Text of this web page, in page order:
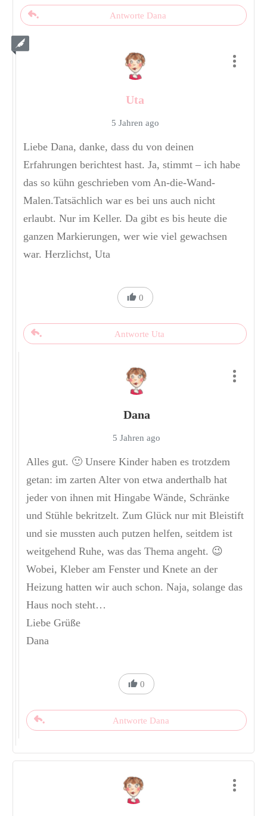
Antworte Dana
Uta
5 Jahren ago
Liebe Dana, danke, dass du von deinen
Erfahrungen berichtest hast. Ja, stimmt – ich habe
das so kühn geschrieben vom An-die-Wand-
Malen.Tatsächlich war es bei uns auch nicht
erlaubt. Nur im Keller. Da gibt es bis heute die
ganzen Markierungen, wer wie viel gewachsen
war. Herzlichst, Uta
0
Antworte Uta
Dana
5 Jahren ago
Alles gut. 🙂 Unsere Kinder haben es trotzdem
getan: im zarten Alter von etwa anderthalb hat
jeder von ihnen mit Hingabe Wände, Schränke
und Stühle bekritzelt. Zum Glück nur mit Bleistift
und sie mussten auch putzen helfen, seitdem ist
weitgehend Ruhe, was das Thema angeht. 😉
Wobei, Kleber am Fenster und Knete an der
Heizung hatten wir auch schon. Naja, solange das
Haus noch steht…
Liebe Grüße
Dana
0
Antworte Dana